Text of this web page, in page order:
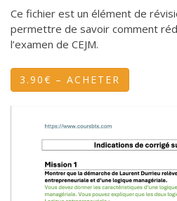
Ce fichier est un élément de
permettre de savoir comment
l’examen de CEJM.
3.90€ – ACHETER